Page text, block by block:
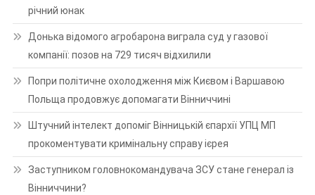
річний юнак
Донька відомого агробарона виграла суд у газової
компанії: позов на 729 тисяч відхилили
Попри політичне охолодження між Києвом і Варшавою
Польща продовжує допомагати Вінниччині
Штучний інтелект допоміг Вінницькій єпархії УПЦ МП
прокоментувати кримінальну справу ієрея
Заступником головнокомандувача ЗСУ стане генерал із
Вінниччини?